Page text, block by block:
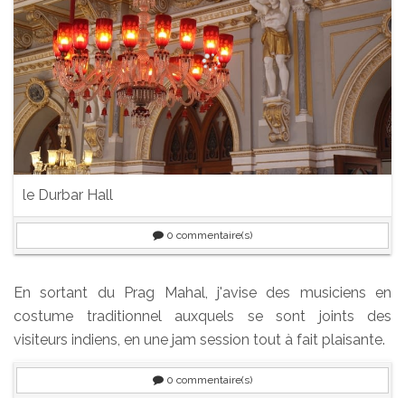
le Durbar Hall
0 commentaire(s)
En sortant du Prag Mahal, j'avise des musiciens en
costume traditionnel auxquels se sont joints des
visiteurs indiens, en une jam session tout à fait plaisante.
0 commentaire(s)